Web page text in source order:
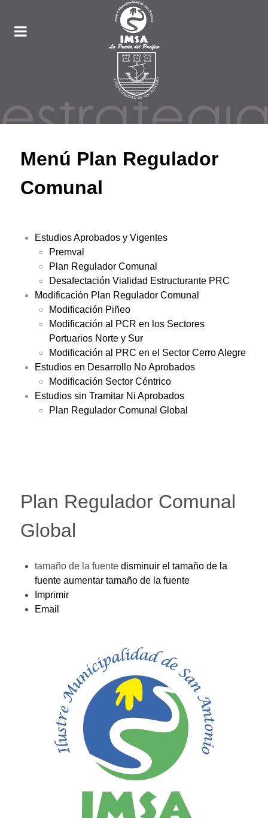
Menú Plan Regulador
Comunal
Estudios Aprobados y Vigentes
Premval
Plan Regulador Comunal
Desafectación Vialidad Estructurante PRC
Modificación Plan Regulador Comunal
Modificación Piñeo
Modificación al PCR en los Sectores
Portuarios Norte y Sur
Modificación al PRC en el Sector Cerro Alegre
Estudios en Desarrollo No Aprobados
Modificación Sector Céntrico
Estudios sin Tramitar Ni Aprobados
Plan Regulador Comunal Global
Plan Regulador Comunal
Global
tamaño de la fuente disminuir el tamaño de la
fuente aumentar tamaño de la fuente
Imprimir
Email